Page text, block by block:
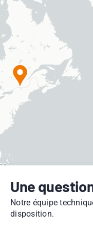
Une
Notre équipe
disposition.